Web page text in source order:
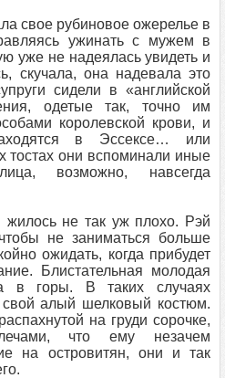
свое рубиновое ожерелье в
ужинать с мужем в
уже не надеялась увидеть и
скучала, она надевала это
сидели в «английской
одетые так, точно им
королевской крови, и
в Эссексе… или
тостах они вспоминали иные
возможно, навсегда
не так уж плохо. Рэй
не заниматься больше
ожидать, когда прибудет
Блистательная молодая
в горы. В таких случаях
свой алый шелковый костюм.
на груди сорочке,
что ему незачем
на островитян, они и так